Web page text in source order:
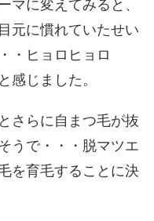
マに変えてみると、
元に慣れていたせい
・ヒョロヒョロ
感じました。
さらに自まつ毛が抜
うで・・・脱マツエ
を育毛することに決